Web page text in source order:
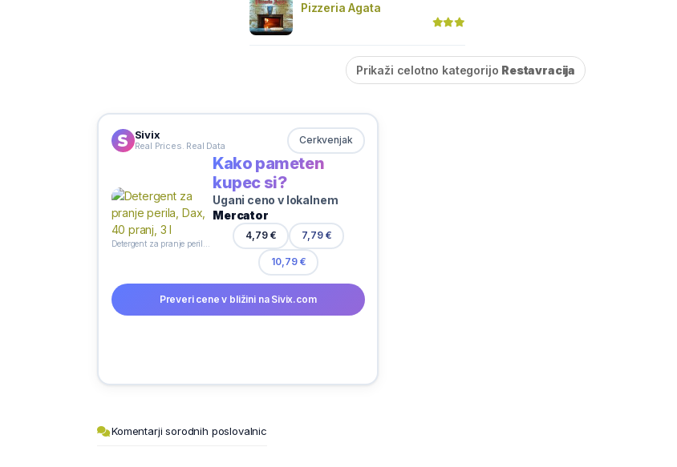
Pizzeria Agata
Prikaži celotno kategorijo Restavracija
Sivix
Real Prices. Real Data Cerkvenjak
Kako pameten
kupec si?
Ugani ceno v lokalnem
Mercator
4,79 € 7,79 €
10,79 €
Preveri cene v bližini na Sivix.com
Komentarji sorodnih poslovalnic